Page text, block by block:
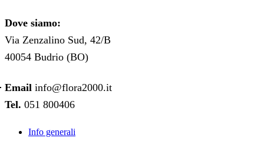
Dove siamo:
Via Zenzalino Sud, 42/B
40054 Budrio (BO)
Email info@flora2000.it
Tel. 051 800406
Info generali